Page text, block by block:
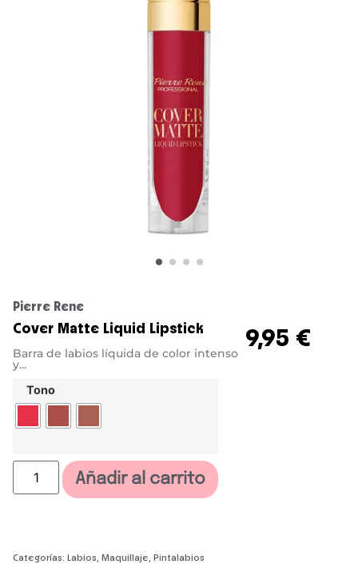
Pierre Rene
Cover Matte Liquid Lipstick
Barra de labios líquida de color intenso
y...
9,95 €
Tono
Añadir al carrito
Categorías: Labios Maquillaje Pintalabios